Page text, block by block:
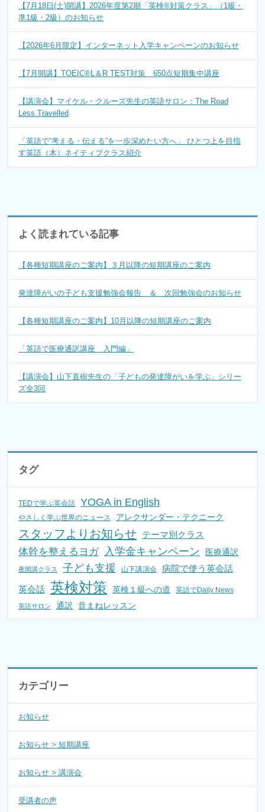
【7月18日(土)開講】2026年度第2期「英検®対策クラス」（1級・
準1級・2級）のお知らせ
【2026年6月限定】インターネット入学キャンペーンのお知らせ
【7月開講】TOEIC®L＆R TEST対策 650点短期集中講座
【講演会】マイケル・クルーズ先生の英語サロン：The Road
Less Travelled
「英語で“考える・伝える”を一歩深めたい方へ」 ひとつ上を目指
す英語（木）ネイティブクラス紹介
よく読まれている記事
【各種短期講座のご案内】３月以降の短期講座のご案内
発達障がいの子ども支援勉強会報告 ＆ 次回勉強会のお知らせ
【各種短期講座のご案内】10月以降の短期講座のご案内
「英語で医療通訳講座 入門編」
【講演会】山下直樹先生の「子どもの発達障がいを学ぶ」シリー
ズ全3回
タグ
TEDで学ぶ英会話 YOGA in English
やさしく学ぶ世界のニュース アレクサンダー・テクニーク
スタッフよりお知らせ テーマ別クラス
体幹を整えるヨガ 入学金キャンペーン 医療通訳
夜開講クラス 子ども支援 山下講演会 病院で使う英会話
英会話 英検対策 英検１級への道 英語でDaily News
英語サロン 通訳 音まねレッスン
カテゴリー
お知らせ
お知らせ > 短期講座
お知らせ > 講演会
受講者の声